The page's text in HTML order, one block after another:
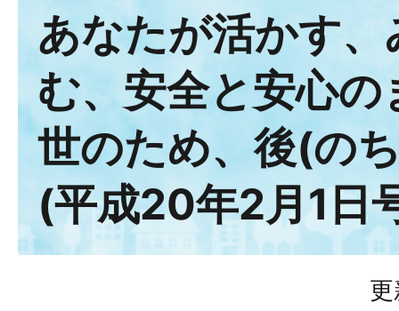
あなたが活かす
む、安全と安心の
世のため、後(の
(平成20年2月1日